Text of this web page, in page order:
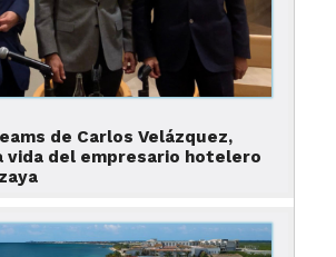
362 suites con decoración
con detalles
y todas las amenidades para
perfecta, incluyendo
minibar resurtido
días y room service las 24
especialmente las suites del
de Carlos Velázquez,
vida del empresario hotelero